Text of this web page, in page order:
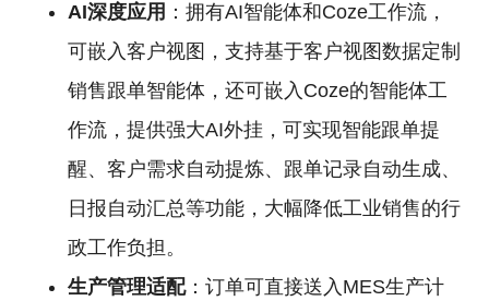
AI深度应用 ：拥有AI智能体和Coze工作流，
可嵌入客户视图，支持基于客户视图数据定制
销售跟单智能体，还可嵌入Coze的智能体工
作流，提供强大AI外挂，可实现智能跟单提
醒、客户需求自动提炼、跟单记录自动生成、
日报自动汇总等功能，大幅降低工业销售的行
政工作负担。
生产管理适配：订单可直接送入MES生产计